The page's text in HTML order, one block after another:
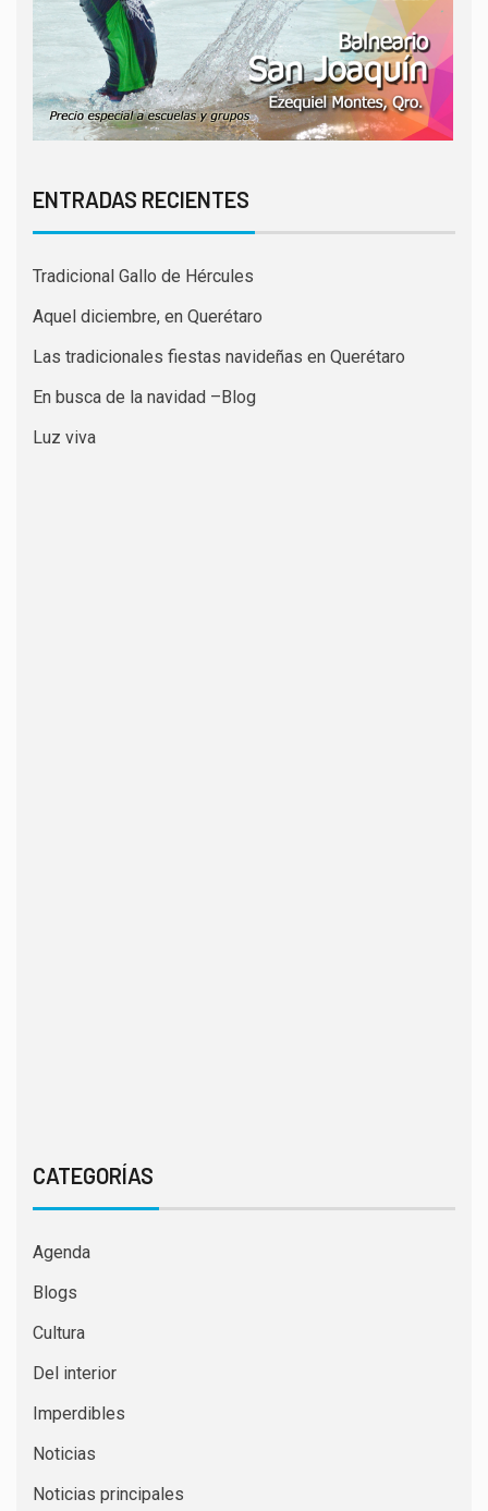
ENTRADAS RECIENTES
Tradicional Gallo de Hércules
Aquel diciembre, en Querétaro
Las tradicionales fiestas navideñas en Querétaro
En busca de la navidad –Blog
Luz viva
CATEGORÍAS
Agenda
Blogs
Cultura
Del interior
Imperdibles
Noticias
Noticias principales